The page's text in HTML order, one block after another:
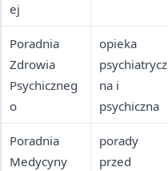
ej
Poradnia
Zdrowia
Psychiczneg
o
opieka
psychiatrycz
na i
psychiczna
Poradnia
Medycyny
porady
przed